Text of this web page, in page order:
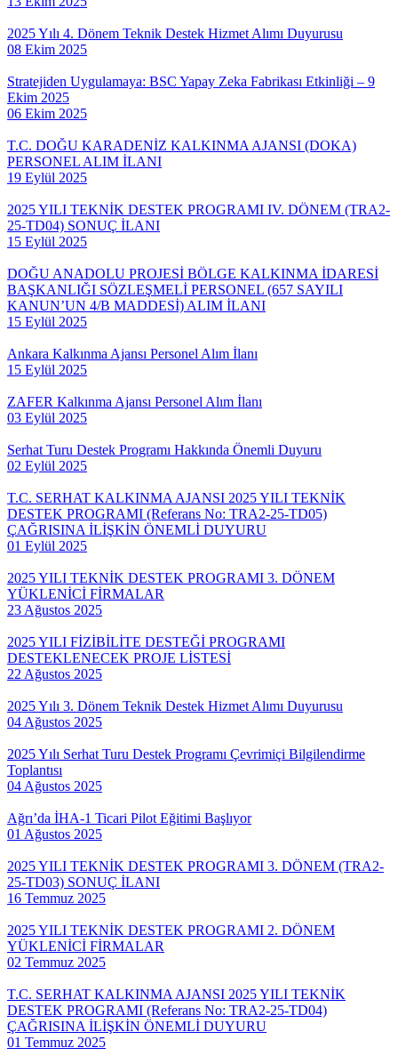
2025 Yılı 4. Dönem Teknik Destek Hizmet Alımı Duyurusu
08 Ekim 2025
Stratejiden Uygulamaya: BSC Yapay Zeka Fabrikası Etkinliği – 9
Ekim 2025
06 Ekim 2025
T.C. DOĞU KARADENİZ KALKINMA AJANSI (DOKA)
PERSONEL ALIM İLANI
19 Eylül 2025
2025 YILI TEKNİK DESTEK PROGRAMI IV. DÖNEM (TRA2-
25-TD04) SONUÇ İLANI
15 Eylül 2025
DOĞU ANADOLU PROJESİ BÖLGE KALKINMA İDARESİ
BAŞKANLIĞI SÖZLEŞMELİ PERSONEL (657 SAYILI
KANUN’UN 4/B MADDESİ) ALIM İLANI
15 Eylül 2025
Ankara Kalkınma Ajansı Personel Alım İlanı
15 Eylül 2025
ZAFER Kalkınma Ajansı Personel Alım İlanı
03 Eylül 2025
Serhat Turu Destek Programı Hakkında Önemli Duyuru
02 Eylül 2025
T.C. SERHAT KALKINMA AJANSI 2025 YILI TEKNİK
DESTEK PROGRAMI (Referans No: TRA2-25-TD05)
ÇAĞRISINA İLİŞKİN ÖNEMLİ DUYURU
01 Eylül 2025
2025 YILI TEKNİK DESTEK PROGRAMI 3. DÖNEM
YÜKLENİCİ FİRMALAR
23 Ağustos 2025
2025 YILI FİZİBİLİTE DESTEĞİ PROGRAMI
DESTEKLENECEK PROJE LİSTESİ
22 Ağustos 2025
2025 Yılı 3. Dönem Teknik Destek Hizmet Alımı Duyurusu
04 Ağustos 2025
2025 Yılı Serhat Turu Destek Programı Çevrimiçi Bilgilendirme
Toplantısı
04 Ağustos 2025
Ağrı’da İHA-1 Ticari Pilot Eğitimi Başlıyor
01 Ağustos 2025
2025 YILI TEKNİK DESTEK PROGRAMI 3. DÖNEM (TRA2-
25-TD03) SONUÇ İLANI
16 Temmuz 2025
2025 YILI TEKNİK DESTEK PROGRAMI 2. DÖNEM
YÜKLENİCİ FİRMALAR
02 Temmuz 2025
T.C. SERHAT KALKINMA AJANSI 2025 YILI TEKNİK
DESTEK PROGRAMI (Referans No: TRA2-25-TD04)
ÇAĞRISINA İLİŞKİN ÖNEMLİ DUYURU
01 Temmuz 2025